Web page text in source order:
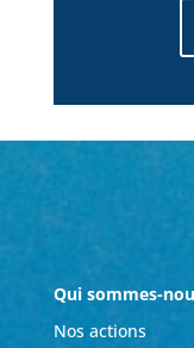
Qui sommes-
Nos actions